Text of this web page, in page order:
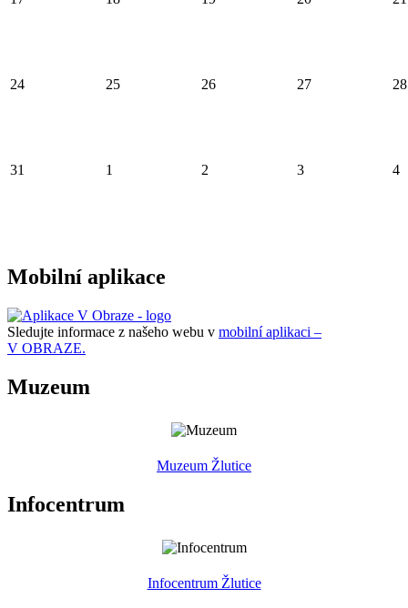
24 25 26 27 28
31 1 2 3 4
Mobilní aplikace
Sledujte informace z našeho webu v mobilní aplikaci –
V OBRAZE.
Muzeum
Muzeum Žlutice
Infocentrum
Infocentrum Žlutice